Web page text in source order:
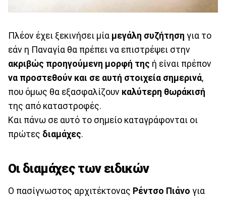
Πλέον έχει ξεκινήσει μία μεγάλη συζήτηση για το
εάν η Παναγία θα πρέπει να επιστρέψει στην
ακριβώς προηγούμενη μορφή της ή είναι πρέπον
να προστεθούν και σε αυτή στοιχεία σημερινά,
που όμως θα εξασφαλίζουν καλύτερη θωράκισή
της από καταστροφές.
Και πάνω σε αυτό το σημείο καταγράφονται οι
πρώτες διαμάχες.
Οι διαμάχες των ειδικών
Ο πασίγνωστος αρχιτέκτονας Ρέντσο Πιάνο για